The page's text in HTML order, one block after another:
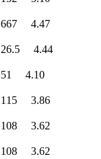
4.47
4.44
4.10
3.86
3.62
3.62